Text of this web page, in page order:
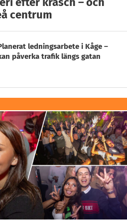
centrum
ledningsarbete i Kåge –
påverka trafik längs gatan